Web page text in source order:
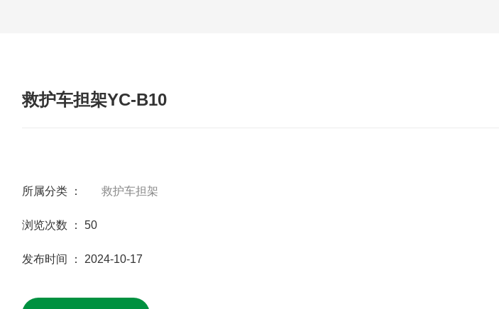
救护车担架YC-B10
所属分类 ： 救护车担架
浏览次数 ： 50
发布时间 ： 2024-10-17